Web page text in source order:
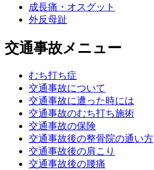
成長痛・オスグット
外反母趾
交通事故メニュー
むち打ち症
交通事故について
交通事故に遭った時には
交通事故のむち打ち施術
交通事故の保険
交通事故後の整骨院の通い方
交通事故後の肩こり
交通事故後の腰痛